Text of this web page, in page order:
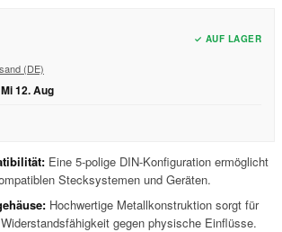
✓ AUF LAGER
(DE)
Mi12.Aug
Eine 5-polige DIN-Konfiguration ermöglicht
Stecksystemen und Geräten.
Hochwertige Metallkonstruktion sorgt für
gegen physische Einflüsse.